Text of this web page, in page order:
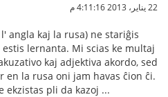
22 يناير، 2013 4:11:16 م
angla kaj la rusa) ne stariĝis
lernanta. Mi scias ke multaj
kaj adjektiva akordo, sed
la rusa oni jam havas ĉion ĉi.
ekzistas pli da kazoj ...